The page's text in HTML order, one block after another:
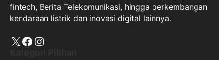
fintech, Berita Telekomunikasi, hingga perkembangan
kendaraan listrik dan inovasi digital lainnya.
X Facebook
Instagram